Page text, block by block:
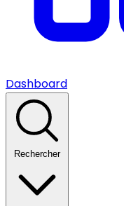
Dashboard
Rechercher